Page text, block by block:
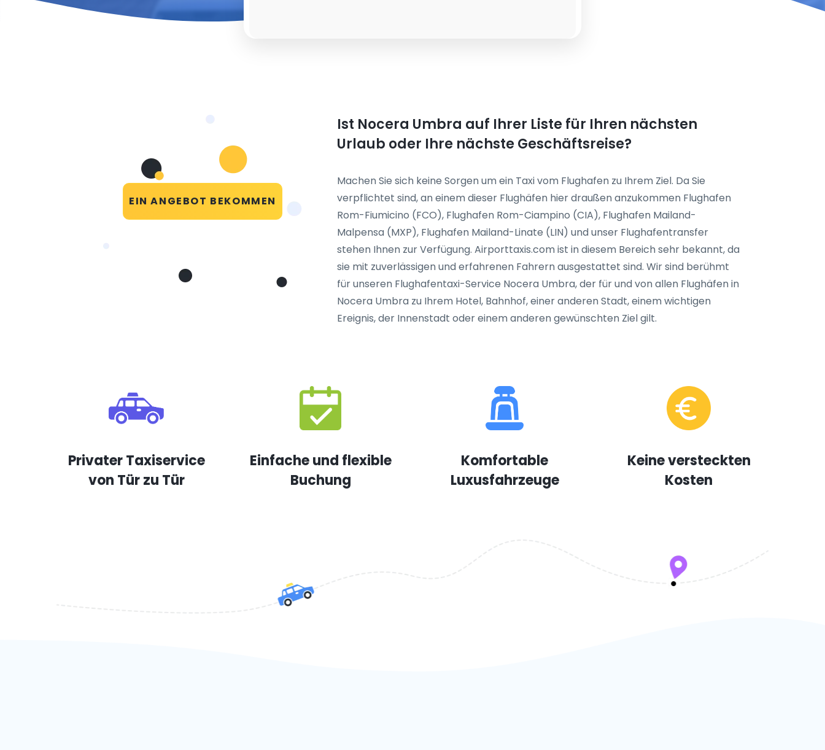
EIN ANGEBOT BEKOMMEN
Ist Nocera Umbra auf Ihrer Liste für Ihren nächsten
Urlaub oder Ihre nächste Geschäftsreise?
Machen Sie sich keine Sorgen um ein Taxi vom Flughafen zu Ihrem Ziel. Da Sie
verpflichtet sind, an einem dieser Flughäfen hier draußen anzukommen Flughafen
Rom-Fiumicino (FCO), Flughafen Rom-Ciampino (CIA), Flughafen Mailand-
Malpensa (MXP), Flughafen Mailand-Linate (LIN) und unser Flughafentransfer
stehen Ihnen zur Verfügung. Airporttaxis.com ist in diesem Bereich sehr bekannt, da
sie mit zuverlässigen und erfahrenen Fahrern ausgestattet sind. Wir sind berühmt
für unseren Flughafentaxi-Service Nocera Umbra, der für und von allen Flughäfen in
Nocera Umbra zu Ihrem Hotel, Bahnhof, einer anderen Stadt, einem wichtigen
Ereignis, der Innenstadt oder einem anderen gewünschten Ziel gilt.
Privater Taxiservice
von Tür zu Tür
Einfache und flexible
Buchung
Komfortable
Luxusfahrzeuge
Keine versteckten
Kosten